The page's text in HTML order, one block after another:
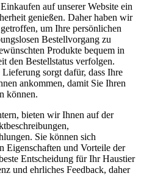
auf ⁣unserer Website ein
genießen. Daher ⁢haben wir
um Ihre persönlichen
Bestellvorgang zu​
Produkte⁤ bequem in
den Bestellstatus⁤ verfolgen.
sorgt ‍dafür, dass Ihre
ankommen, damit‍ Sie⁤ Ihren
können.
bieten ⁣wir ⁣Ihnen auf der
Sie können sich
Eigenschaften und⁣ Vorteile ⁣der
Entscheidung für Ihr Haustier⁤
und ehrliches ​Feedback, daher